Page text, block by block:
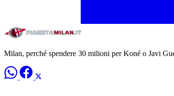
Milan, perché spendere 30 milioni per Koné o Javi